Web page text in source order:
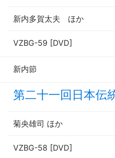
新内多賀太夫 ほか
VZBG-59 [DVD]
新内節
第二十一回日本伝
菊央雄司 ほか
VZBG-58 [DVD]